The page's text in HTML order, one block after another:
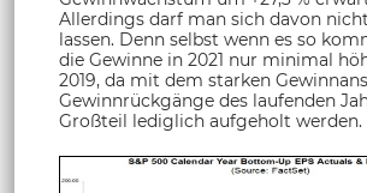
Allerdings darf man sich davon
lassen. Denn selbst wenn es so
die Gewinne in 2021 nur minimal
2019, da mit dem starken
Gewinnrückgänge des laufenden
Großteil lediglich aufgeholt werden.